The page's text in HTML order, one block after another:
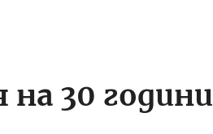
30 години